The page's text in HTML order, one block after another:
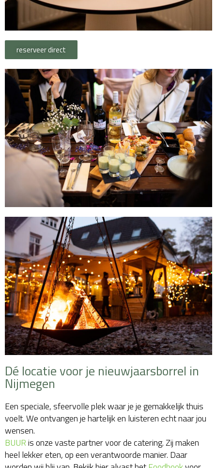
reserveer direct
Dé locatie voor je nieuwjaarsborrel in
Nijmegen
Een speciale, sfeervolle plek waar je je gemakkelijk thuis
voelt. We ontvangen je hartelijk en luisteren echt naar jou
wensen.
BUURis onze vaste partner voor de catering. Zij maken
heel lekker eten, op een verantwoorde manier. Daar